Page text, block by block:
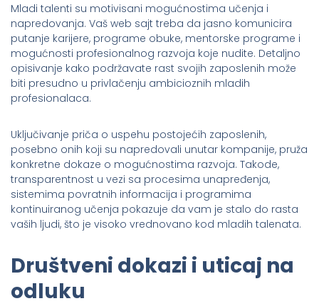
Mladi talenti su motivisani mogućnostima učenja i
napredovanja. Vaš web sajt treba da jasno komunicira
putanje karijere, programe obuke, mentorske programe i
mogućnosti profesionalnog razvoja koje nudite. Detaljno
opisivanje kako podržavate rast svojih zaposlenih može
biti presudno u privlačenju ambicioznih mladih
profesionalaca.
Uključivanje priča o uspehu postojećih zaposlenih,
posebno onih koji su napredovali unutar kompanije, pruža
konkretne dokaze o mogućnostima razvoja. Takode,
transparentnost u vezi sa procesima unapređenja,
sistemima povratnih informacija i programima
kontinuiranog učenja pokazuje da vam je stalo do rasta
vaših ljudi, što je visoko vrednovano kod mladih talenata.
Društveni dokazi i uticaj na
odluku